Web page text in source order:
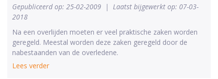
Gepubliceerd op: 25-02-2009 | Laatst bijgewerkt op: 07-03-
2018
Na een overlijden moeten er veel praktische zaken worden
geregeld. Meestal worden deze zaken geregeld door de
nabestaanden van de overledene.
Lees verder